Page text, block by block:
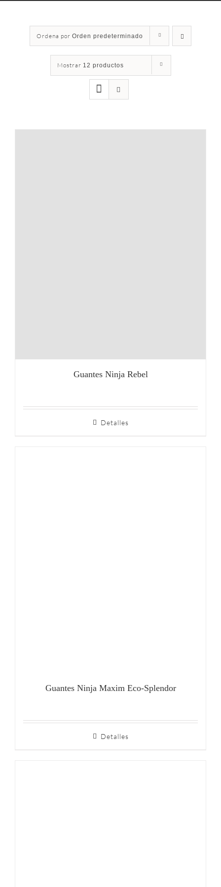
Ordena por Orden predeterminado
Mostrar 12 productos
Guantes Ninja Rebel
Detalles
Guantes Ninja Maxim Eco-Splendor
Detalles